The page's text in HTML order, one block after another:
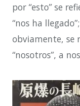
por “esto” se
“nos ha
obviamente, se
“nosotros”, a